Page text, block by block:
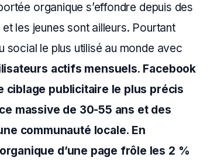
organique s’effondre depuis des
et les jeunes sont ailleurs. Pourtant
social le plus utilisé au monde avec
actifs mensuels. Facebook
ciblage publicitaire le plus précis
massive de 30-55 ans et des
communauté locale. En
d’une page frôle les 2 %